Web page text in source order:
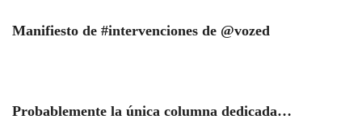
Manifiesto de #intervenciones de @vozed
Probablemente la única columna dedicada…